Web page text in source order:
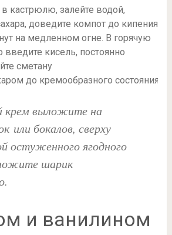
кастрюлю, залейте водой,
доведите компот до кипения
на медленном огне. В горячую
введите кисель, постоянно
сметану
до кремообразного состояния.
крем выложите на
или бокалов, сверху
остуженного ягодного
шарик
и ванилином